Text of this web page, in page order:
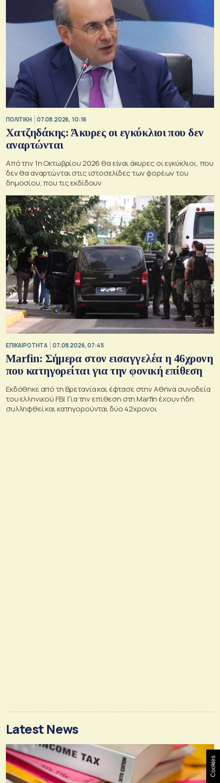
ΠΟΛΙΤΙΚΗ 07.08.2026, 10:16
Χατζηδάκης: Άκυρες οι εγκύκλιοι που δεν
αναρτώνται
Από την 1η Οκτωβρίου 2026 θα είναι άκυρες οι εγκύκλιοι, που
δεν θα αναρτώνται στις ιστοσελίδες των φορέων του
δημοσίου, που τις εκδίδουν
ΕΠΙΚΑΙΡΟΤΗΤΑ 07.08.2026, 07:45
Marfin: Σήμερα στον εισαγγελέα η 46χρονη
που κατηγορείται για την φονική επίθεση
Εκδόθηκε από τη Βρετανία και έφτασε στην Αθήνα συνοδεία
του ελληνικού FBI. Για την επίθεση στη Marfin έχουν ήδη
συλληφθεί και κατηγορούνται δύο 42χρονοι
Latest News
Cookies